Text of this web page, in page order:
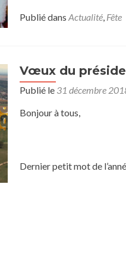
Publié dans Actualité, Fête
Vœux du
Publié le 31 décembre
Bonjour à tous,
Dernier petit mot de